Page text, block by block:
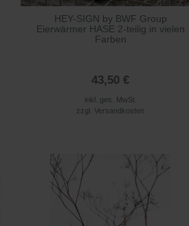
HEY-SIGN by BWF Group
Eierwärmer HASE 2-teilig in vielen
Farben
43,50 €
inkl. ges. MwSt.
zzgl.Versandkosten